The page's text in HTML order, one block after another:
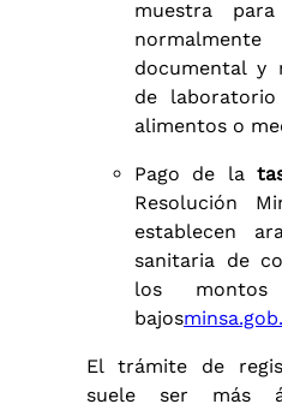
muestra
documental y
de
alimentos o
Pago de la
Resolución
establecen
sanitaria de
los montos
bajos
El trámite de
suele ser más